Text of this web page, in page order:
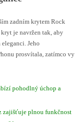
zadním krytem Rock
je navržen tak, aby
Jeho
prosvítala, zatímco vy
pohodlný úchop a
zajišťuje plnou funkčnost